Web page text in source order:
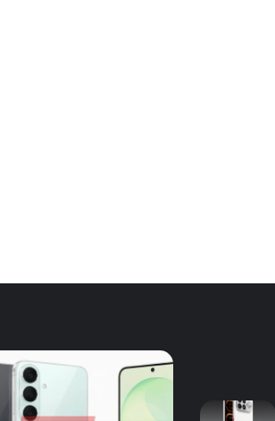
رندرهای
جدید
گلکسی